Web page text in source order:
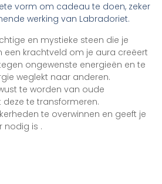
vorm om cadeau te doen, zeker
werking van Labradoriet.
en mystieke steen die je
een krachtveld om je aura creëert
ongewenste energieën en te
weglekt naar anderen.
te worden van oude
te transformeren.
te overwinnen en geeft je
nodig is .